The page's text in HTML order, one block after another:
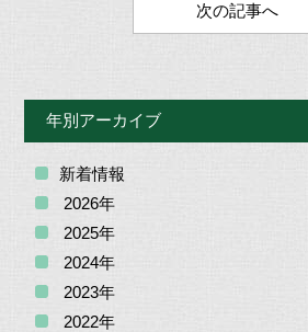
次の記事へ
年別アーカイブ
新着情報
2026年
2025年
2024年
2023年
2022年